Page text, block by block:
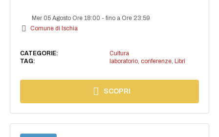
Mer 05 Agosto Ore 18:00 -fino a Ore 23:59
Comune di Ischia
CATEGORIE:
Cultura
TAG:
laboratorio, conferenze, Libri
SCOPRI